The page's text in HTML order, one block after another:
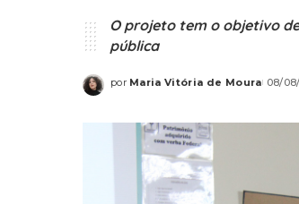
O projeto tem o objetivo
pública
por Maria Vitória de Moura 08/